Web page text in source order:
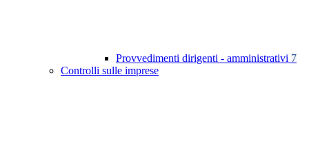
Provvedimenti dirigenti - amministrativi 7
Controlli sulle imprese